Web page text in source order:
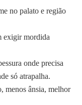
no palato e região
exigir mordida
onde precisa
só atrapalha.
menos ânsia, melhor